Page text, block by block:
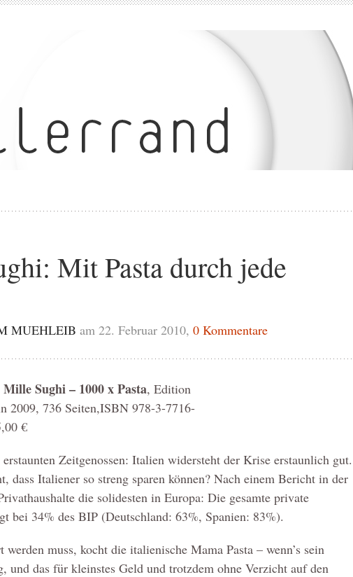
Mit Pasta durch jede
MUEHLEIB am 22. Februar 2010, 0 Kommentare
Mille Sughi – 1000 x Pasta, Edition
2009, 736 Seiten,ISBN 978-3-7716-
€
Zeitgenossen: Italien widersteht der Krise erstaunlich gut.
dass Italiener so streng sparen können? Nach einem Bericht in der
die solidesten in Europa: Die gesamte private
bei 34% des BIP (Deutschland: 63%, Spanien: 83%).
werden muss, kocht die italienische Mama Pasta – wenn’s sein
und das für kleinstes Geld und trotzdem ohne Verzicht auf den